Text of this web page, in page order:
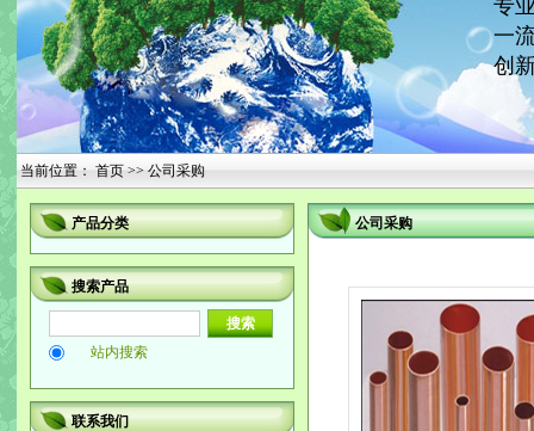
专
一
创
当前位置： 首页 >> 公司采购
产品分类
搜索产品
站内搜索
联系我们
公司采购